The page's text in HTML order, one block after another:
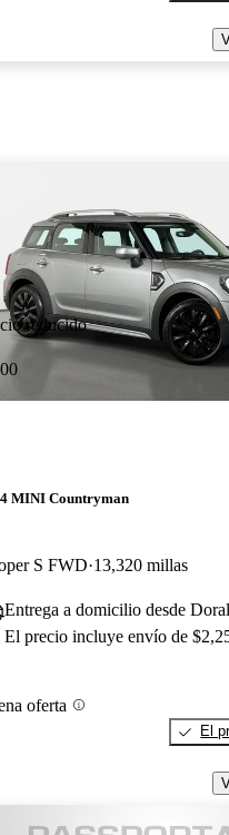
Aviso
reducido
MINI Countryman
S FWD 13,320 millas
Entrega a domicilio desde
El precio incluye envío de
oferta
El
Aviso